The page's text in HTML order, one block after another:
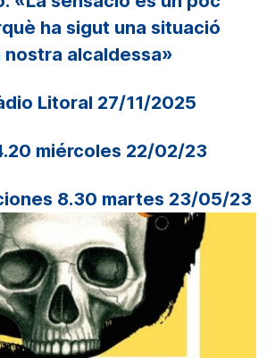
ha sigut una situació
alcaldessa»
Litoral 27/11/2025
miércoles 22/02/23
8.30 martes 23/05/23